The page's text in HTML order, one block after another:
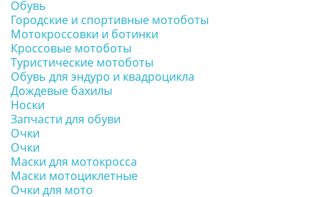
Обувь
Городские и спортивные мотоботы
Мотокроссовки и ботинки
Кроссовые мотоботы
Туристические мотоботы
Обувь для эндуро и квадроцикла
Дождевые бахилы
Носки
Запчасти для обуви
Очки
Очки
Маски для мотокросса
Маски мотоциклетные
Очки для мото